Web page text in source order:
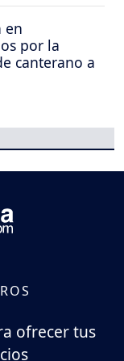
en
por la
canterano a
ofrecer tus